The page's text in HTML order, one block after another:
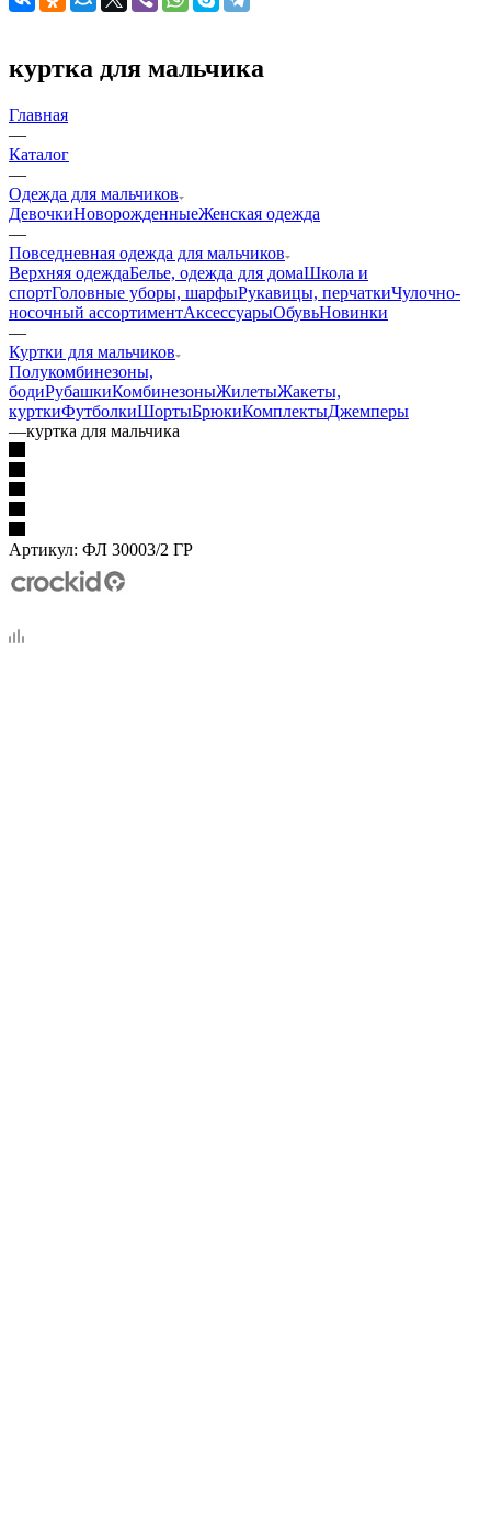
куртка для мальчика
Главная
—
Каталог
—
Одежда для мальчиков
ДевочкиНоворожденныеЖенская одежда
—
Повседневная одежда для мальчиков
Верхняя одеждаБелье, одежда для домаШкола и
спортГоловные уборы, шарфыРукавицы, перчаткиЧулочно-
носочный ассортиментАксессуарыОбувьНовинки
—
Куртки для мальчиков
Полукомбинезоны,
бодиРубашкиКомбинезоныЖилетыЖакеты,
курткиФутболкиШортыБрюкиКомплектыДжемперы
—куртка для мальчика
Артикул: ФЛ 30003/2 ГР